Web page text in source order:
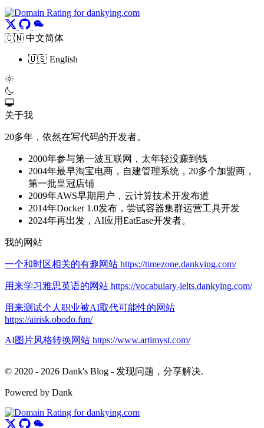
🇨🇳 中文简体
🇺🇸 English
关于我
20多年，依然在写代码的开发者。
2000年参与第一波互联网，太年轻没赚到钱
2004年最早淘宝电商，自建管理系统，20多个加盟商，
第一批皇冠店铺
2009年AWS早期用户，云计算技术开发布道
2014年Docker 1.0发布，尝试容器集群运营工具开发
2024年再出发，AI应用EatEase开发者。
我的网站
一个和时区相关的有趣网站 https://timezone.dankying.com/
用来学习雅思英语的网站 https://vocabulary-ielts.dankying.com/
用来测试个人职业被AI取代可能性的网站
https://airisk.obodo.fun/
AI图片风格转换网站 https://www.artimyst.com/
© 2020 - 2026 Dank's Blog - 发现问题，分享解决.
Powered by Dank